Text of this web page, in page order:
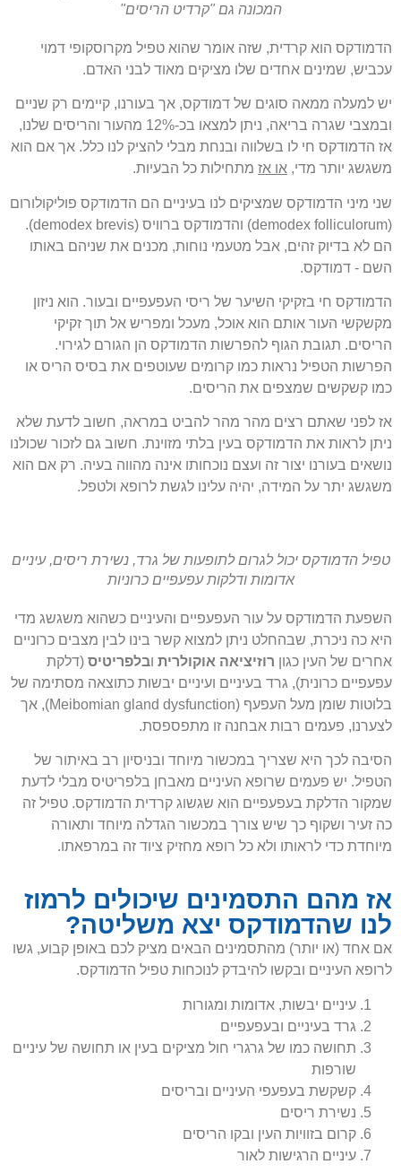
המכונה גם "קרדיט הריסים"
הדמודקס הוא קרדית, שזה אומר שהוא טפיל מקרוסקופי דמוי
עכביש, שמינים אחדים שלו מציקים מאוד לבני האדם.
יש למעלה ממאה סוגים של דמודקס, אך בעורנו, קיימים רק שניים
ובמצבי שגרה בריאה, ניתן למצאו בכ-12% מהעור והריסים שלנו,
אז הדמודקס חי לו בשלווה ובנחת מבלי להציק לנו כלל. אך אם הוא
משגשג יותר מדי, או אז מתחילות כל הבעיות.
שני מיני הדמודקס שמציקים לנו בעיניים הם הדמודקס פוליקולורום
(demodex folliculorum) והדמודקס ברוויס (demodex brevis).
הם לא בדיוק זהים, אבל מטעמי נוחות, מכנים את שניהם באותו
השם - דמודקס.
הדמודקס חי בזקיקי השיער של ריסי העפעפיים ובעור. הוא ניזון
מקשקשי העור אותם הוא אוכל, מעכל ומפריש אל תוך זקיקי
הריסים. תגובת הגוף להפרשות הדמודקס הן הגורם לגירוי.
הפרשות הטפיל נראות כמו קרומים שעוטפים את בסיס הריס או
כמו קשקשים שמצפים את הריסים.
אז לפני שאתם רצים מהר מהר להביט במראה, חשוב לדעת שלא
ניתן לראות את הדמודקס בעין בלתי מזוינת. חשוב גם לזכור שכולנו
נושאים בעורנו יצור זה ועצם נוכחותו אינה מהווה בעיה. רק אם הוא
משגשג יתר על המידה, יהיה עלינו לגשת לרופא ולטפל.
טפיל הדמודקס יכול לגרום לתופעות של גרד, נשירת ריסים, עיניים
אדומות ודלקות עפעפיים כרוניות
השפעת הדמודקס על עור העפעפיים והעיניים כשהוא משגשג מדי
היא כה ניכרת, שבהחלט ניתן למצוא קשר בינו לבין מצבים כרוניים
אחרים של העין כגון רוזיציאה אוקולרית ובלפריטיס (דלקת
עפעפיים כרונית), גרד בעיניים ועיניים יבשות כתוצאה מסתימה של
בלוטות שומן מעל העפעף (Meibomian gland dysfunction), אך
לצערנו, פעמים רבות אבחנה זו מתפספסת.
הסיבה לכך היא שצריך במכשור מיוחד ובניסיון רב באיתור של
הטפיל. יש פעמים שרופא העיניים מאבחן בלפריטיס מבלי לדעת
שמקור הדלקת בעפעפיים הוא שגשוג קרדית הדמודקס. טפיל זה
כה זעיר ושקוף כך שיש צורך במכשור הגדלה מיוחד ותאורה
מיוחדת כדי לראותו ולא כל רופא מחזיק ציוד זה במרפאתו.
אז מהם התסמינים שיכולים לרמוז
לנו שהדמודקס יצא משליטה?
אם אחד (או יותר) מהתסמינים הבאים מציק לכם באופן קבוע, גשו
לרופא העיניים ובקשו להיבדק לנוכחות טפיל הדמודקס.
עיניים יבשות, אדומות ומגורות
גרד בעיניים ובעפעפיים
תחושה כמו של גרגרי חול מציקים בעין או תחושה של עיניים
שורפות
קשקשת בעפעפי העיניים ובריסים
נשירת ריסים
קרום בזוויות העין ובקו הריסים
עיניים הרגישות לאור